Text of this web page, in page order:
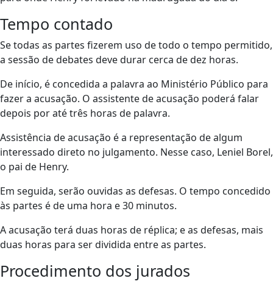
Tempo contado
Se todas as partes fizerem uso de todo o tempo permitido,
a sessão de debates deve durar cerca de dez horas.
De início, é concedida a palavra ao Ministério Público para
fazer a acusação. O assistente de acusação poderá falar
depois por até três horas de palavra.
Assistência de acusação é a representação de algum
interessado direto no julgamento. Nesse caso, Leniel Borel,
o pai de Henry.
Em seguida, serão ouvidas as defesas. O tempo concedido
às partes é de uma hora e 30 minutos.
A acusação terá duas horas de réplica; e as defesas, mais
duas horas para ser dividida entre as partes.
Procedimento dos jurados